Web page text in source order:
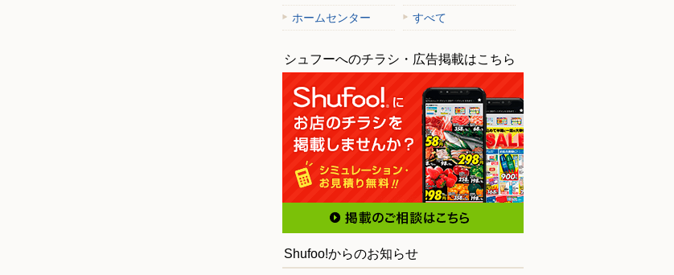
ホームセンター
すべて
シュフーへのチラシ・広告掲載はこちら
Shufoo!からのお知らせ